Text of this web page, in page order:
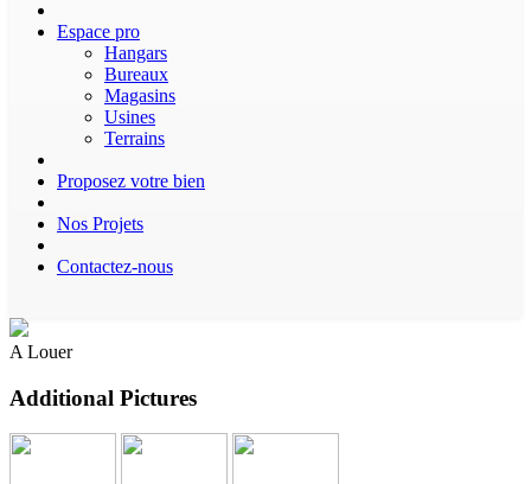
Espace pro
Hangars
Bureaux
Magasins
Usines
Terrains
Proposez votre bien
Nos Projets
Contactez-nous
A Louer
Additional Pictures